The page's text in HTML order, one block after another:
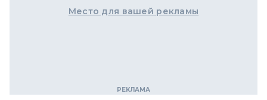
Место для вашей рекламы